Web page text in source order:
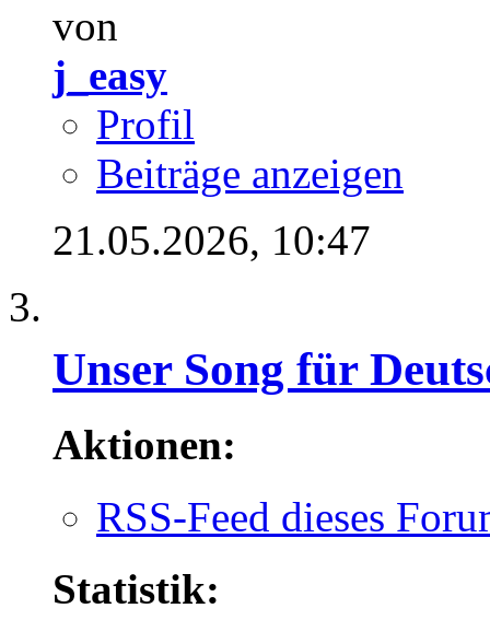
von
j_easy
Profil
Beiträge anzeigen
21.05.2026, 10:47
Unser Song für
Aktionen:
RSS-Feed dieses
Statistik: